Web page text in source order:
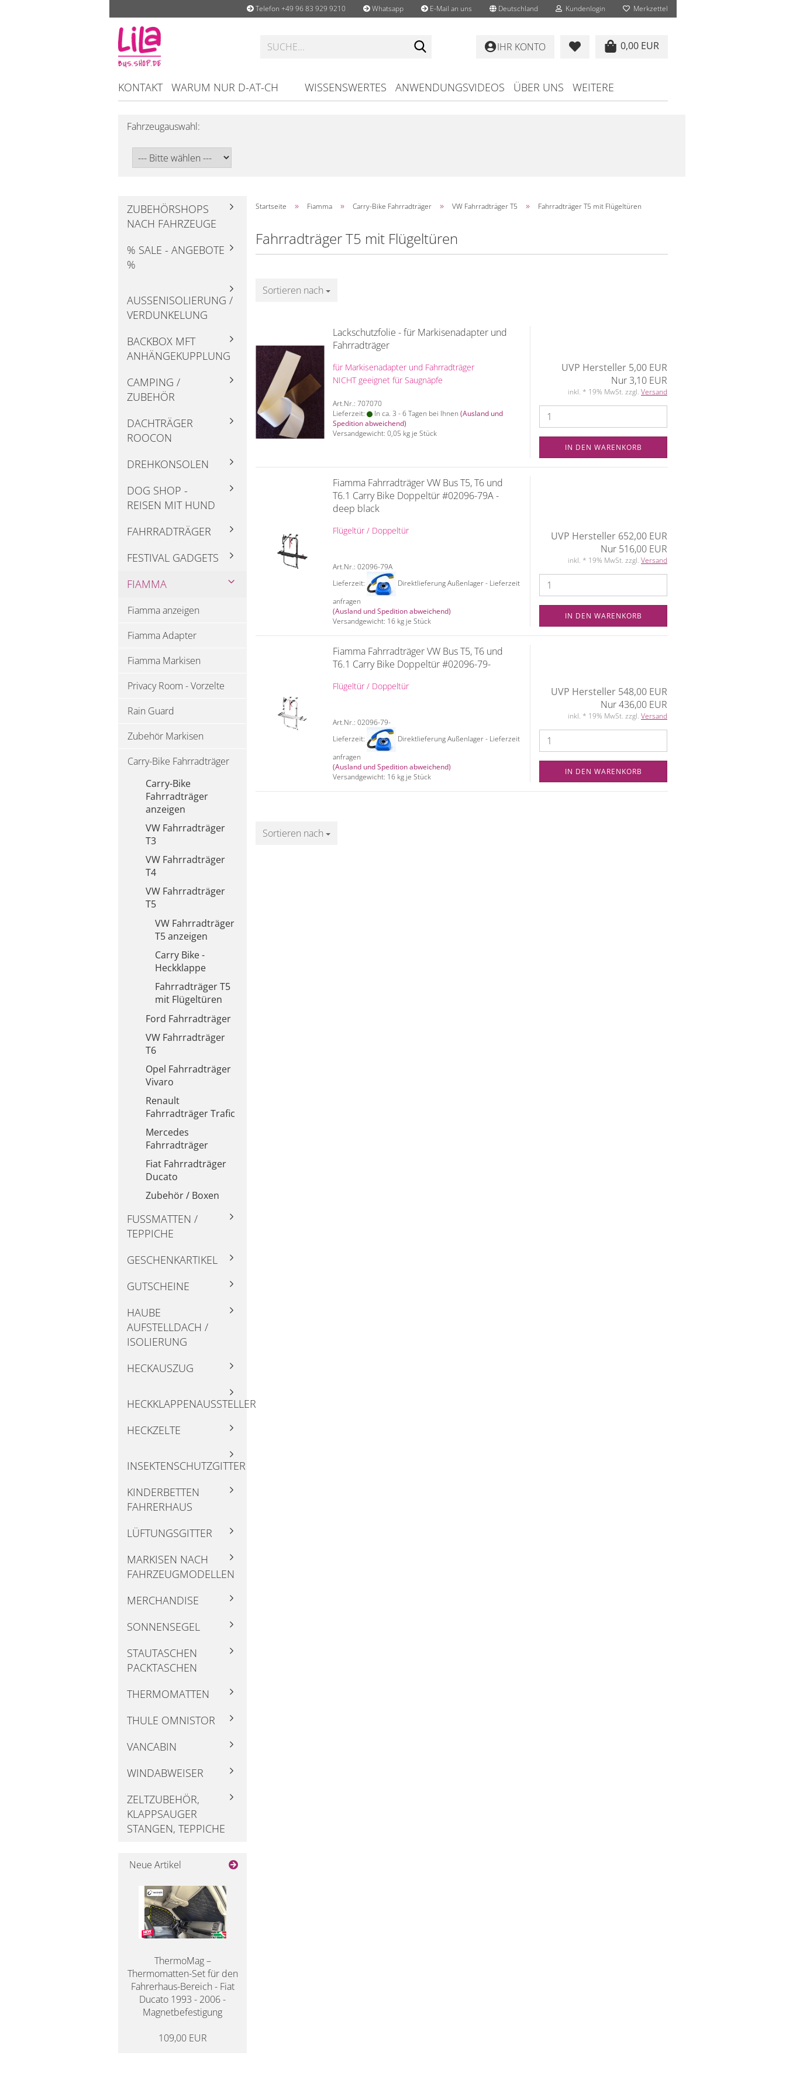
Telefon +49 96 83 929 9210 Whatsapp E-Mail an uns Deutschland Kundenlogin Merkzettel
0,00 EUR
IHR KONTO
KONTAKT WARUM NUR D-AT-CH WISSENSWERTES ANWENDUNGSVIDEOS ÜBER UNS WEITERE
Fahrzeugauswahl:
Startseite » Fiamma » Carry-Bike Fahrradträger » VW Fahrradträger T5 » Fahrradträger T5 mit Flügeltüren
Fahrradträger T5 mit Flügeltüren
Sortieren nach
Sortieren nach
Lackschutzfolie - für Markisenadapter und
Fahrradträger
für Markisenadapter und Fahrradträger
NICHT geeignet für Saugnäpfe
Art.Nr.: 707070
Lieferzeit:
In ca. 3 - 6 Tagen bei Ihnen (Ausland und
Spedition abweichend)
Versandgewicht: 0,05 kg je Stück
UVP Hersteller 5,00 EUR
Nur 3,10 EUR
inkl. * 19% MwSt. zzgl. Versand
IN DEN WARENKORB
Fiamma Fahrradträger VW Bus T5, T6 und
T6.1 Carry Bike Doppeltür #02096-79A -
deep black
Flügeltür / Doppeltür
Art.Nr.: 02096-79A
Lieferzeit:
Direktlieferung Außenlager - Lieferzeit
anfragen
(Ausland und Spedition abweichend)
Versandgewicht: 16 kg je Stück
UVP Hersteller 652,00 EUR
Nur 516,00 EUR
inkl. * 19% MwSt. zzgl. Versand
IN DEN WARENKORB
Fiamma Fahrradträger VW Bus T5, T6 und
T6.1 Carry Bike Doppeltür #02096-79-
Flügeltür / Doppeltür
Art.Nr.: 02096-79-
Lieferzeit:
Direktlieferung Außenlager - Lieferzeit
anfragen
(Ausland und Spedition abweichend)
Versandgewicht: 16 kg je Stück
UVP Hersteller 548,00 EUR
Nur 436,00 EUR
inkl. * 19% MwSt. zzgl. Versand
IN DEN WARENKORB
Sortieren nach
Sortieren nach
ZUBEHÖRSHOPS
NACH FAHRZEUGE
% SALE - ANGEBOTE
%
AUSSENISOLIERUNG / V
ERDUNKELUNG
BACKBOX MFT
ANHÄNGEKUPPLUNG
CAMPING /
ZUBEHÖR
DACHTRÄGER
ROOCON
DREHKONSOLEN
DOG SHOP -
REISEN MIT HUND
FAHRRADTRÄGER
FESTIVAL GADGETS
FIAMMA
Fiamma anzeigen
Fiamma Adapter
Fiamma Markisen
Privacy Room - Vorzelte
Rain Guard
Zubehör Markisen
Carry-Bike Fahrradträger
Carry-Bike
Fahrradträger
anzeigen
VW Fahrradträger
T3
VW Fahrradträger
T4
VW Fahrradträger
T5
VW Fahrradträger
T5 anzeigen
Carry Bike -
Heckklappe
Fahrradträger T5
mit Flügeltüren
Ford Fahrradträger
VW Fahrradträger
T6
Opel Fahrradträger
Vivaro
Renault
Fahrradträger Trafic
Mercedes
Fahrradträger
Fiat Fahrradträger
Ducato
Zubehör / Boxen
FUSSMATTEN / T
EPPICHE
GESCHENKARTIKEL
GUTSCHEINE
HAUBE
AUFSTELLDACH /
ISOLIERUNG
HECKAUSZUG
HECKKLAPPENAUSSTELLER
HECKZELTE
INSEKTENSCHUTZGITTER
KINDERBETTEN
FAHRERHAUS
LÜFTUNGSGITTER
MARKISEN NACH
FAHRZEUGMODELLEN
MERCHANDISE
SONNENSEGEL
STAUTASCHEN
PACKTASCHEN
THERMOMATTEN
THULE OMNISTOR
VANCABIN
WINDABWEISER
ZELTZUBEHÖR,
KLAPPSAUGER
STANGEN, TEPPICHE
Neue Artikel
ThermoMag –
Thermomatten-Set für den
Fahrerhaus-Bereich - Fiat
Ducato 1993 - 2006 -
Magnetbefestigung
109,00 EUR